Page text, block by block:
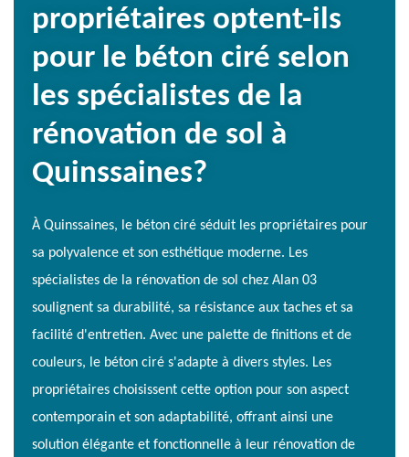
propriétaires optent-ils
pour le béton ciré selon
les spécialistes de la
rénovation de sol à
Quinssaines?
À Quinssaines, le béton ciré séduit les propriétaires pour
sa polyvalence et son esthétique moderne. Les
spécialistes de la rénovation de sol chez Alan 03
soulignent sa durabilité, sa résistance aux taches et sa
facilité d'entretien. Avec une palette de finitions et de
couleurs, le béton ciré s'adapte à divers styles. Les
propriétaires choisissent cette option pour son aspect
contemporain et son adaptabilité, offrant ainsi une
solution élégante et fonctionnelle à leur rénovation de